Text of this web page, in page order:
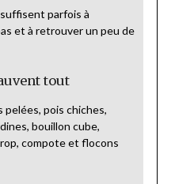
parfois à
et à retrouver un peu de
tout
pelées, pois chiches,
bouillon cube,
compote et flocons